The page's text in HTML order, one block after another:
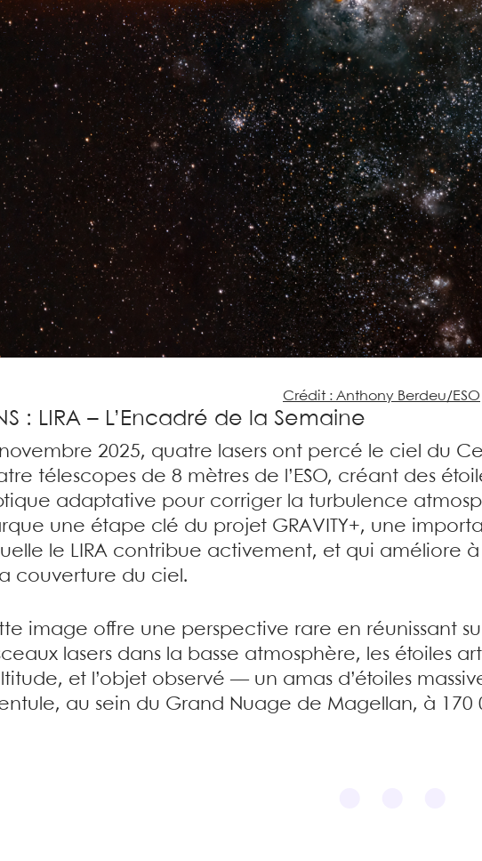
Crédit : Anthony Berdeu/ESO
: LIRA – L’Encadré de la Semaine
novembre 2025, quatre lasers ont percé le ciel du
télescopes de 8 mètres de l’ESO, créant des
adaptative pour corriger la turbulence
une étape clé du projet GRAVITY+, une
le LIRA contribue activement, et qui améliore
couverture du ciel.
image offre une perspective rare en réunissant
lasers dans la basse atmosphère, les étoiles
et l’objet observé — un amas d’étoiles
au sein du Grand Nuage de Magellan, à 170